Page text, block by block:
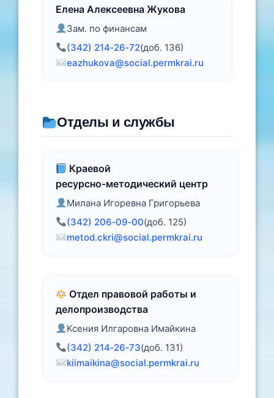
Елена Алексеевна Жукова
Зам. по финансам
(342) 214‑26‑72(доб. 136)
eazhukova@social.permkrai.ru
Отделы и службы
Краевой
ресурсно‑методический центр
Милана Игоревна Григорьева
(342) 206‑09‑00(доб. 125)
metod.ckri@social.permkrai.ru
Отдел правовой работы и
делопроизводства
Ксения Илгаровна Имайкина
(342) 214‑26‑73(доб. 131)
kiimaikina@social.permkrai.ru